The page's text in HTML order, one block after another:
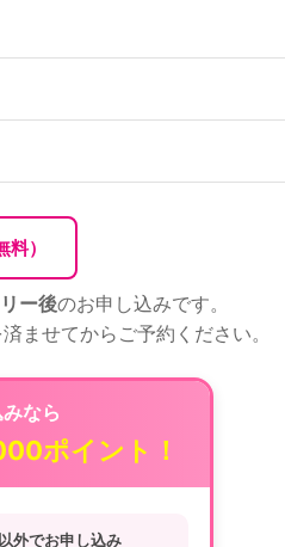
）
ー後のお申し込みです。
済ませてからご予約ください。
なら
ポイント！
外でお申し込み